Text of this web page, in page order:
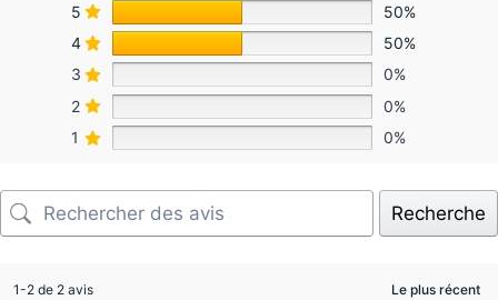
5
50%
4
50%
3
0%
2
0%
1
0%
Recherche
1-2 de 2 avis